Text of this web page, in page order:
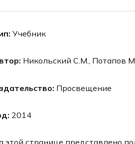
Учебник
Никольский С.М., Потапов
Просвещение
2014
этой странице представлено